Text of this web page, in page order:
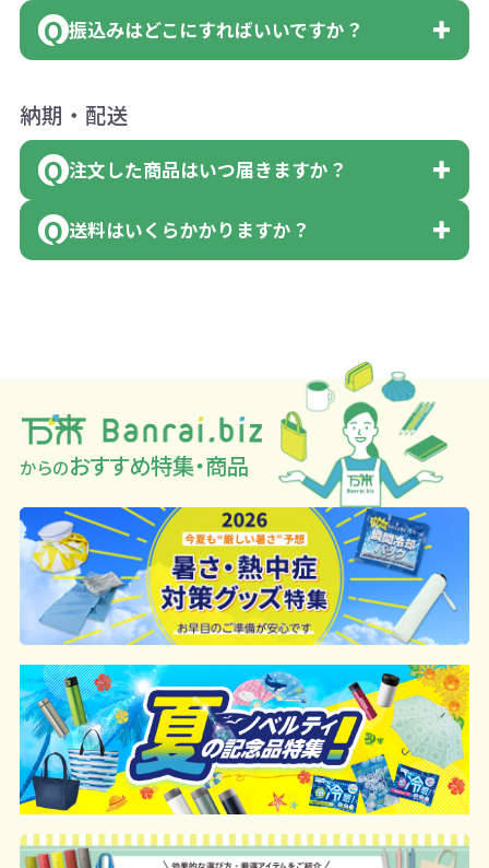
要な個数を入力ください。
ている場合は、その単位に当てはまらな
い数を入力すると、アラートがでます。
い。
その際不良品については送料着払いにて
一度ご連絡の上、当社にご返却くださ
（商品の状態により、対応が変わる場合
もございます）
返品に応じられない場合がございます。
0120-979-907
AM10:00～PM5:00（土・日・祝日を除く
＜多色印刷（2色以上）の場合＞
※例えば2色印刷の場合には、名入れ費用
が2倍、製版代が2倍必要です。
出来ない場合もございます。ご相談下さ
同じ版で多くの数量を印刷すると、1個当
たりの印刷代単価がお安くなります。
一方、数量が少なく一定数に満たない場
合は、単価計算ではなく、印刷代の基本
料金を一式頂戴する場合がございます。
ボリュームディスカウントの計算は商品
や印刷方法によって異なりますので、予
めご了承ください。
例：200個未満（1式：18,000円）
200個~499個の場合：42円（1個当た
り）
500個~999個の場合：35円（1個当た
ンロードが可能です。
詳しくはこちらはご確認ください。
領収書のダウンロード
会員様はマイページより各種帳票のダウ
詳しくはこちらはご確認ください。
領収書のダウンロード
振込みはどこにすればいいですか？
下記口座にお願いします。
■三菱UFJ銀行
小田井支店（おたいしてん）
※振り込み手数料はお客さま負担となり
ますのでご注意ください。
納期・配送
注文した商品はいつ届きますか？
既製品の場合、ご入金確認後3営業日以
（例えば無地ポケットティッシュであれ
ば、午前中までにご注文とご入金いただ
ければ翌日着でお送りすることも可能で
す）
お急ぎの場合、ご相談ください。最大限
努力いたします。
送料はいくらかかりますか？
※3万円以上(税抜)のご注文の場合でも複
数ヶ所への納品の場合、別途送料頂戴す
る場合がございます。
詳細はこちらご確認ください。
配送について
からのおすすめ特集・商品